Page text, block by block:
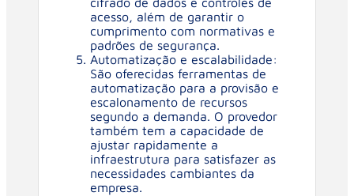
acesso, além de garantir o
cumprimento com normativas e
padrões de segurança.
Automatização e escalabilidade:
São oferecidas ferramentas de
automatização para a provisão e
escalonamento de recursos
segundo a demanda. O provedor
também tem a capacidade de
ajustar rapidamente a
infraestrutura para satisfazer as
necessidades cambiantes da
empresa.